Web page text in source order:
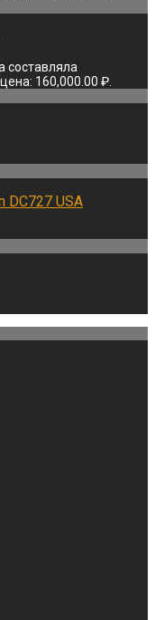
составляла
160,000.00 ₽.
USA